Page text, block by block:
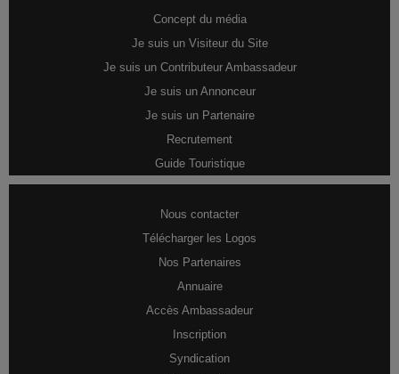
Concept du média
Je suis un Visiteur du Site
Je suis un Contributeur Ambassadeur
Je suis un Annonceur
Je suis un Partenaire
Recrutement
Guide Touristique
Nous contacter
Télécharger les Logos
Nos Partenaires
Annuaire
Accès Ambassadeur
Inscription
Syndication